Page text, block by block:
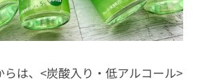
らは、<炭酸入り・低アルコール>